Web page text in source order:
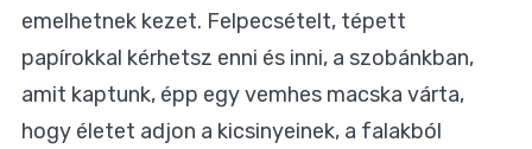
emelhetnek kezet. Felpecsételt, tépett
papírokkal kérhetsz enni és inni, a szobánkban,
amit kaptunk, épp egy vemhes macska várta,
hogy életet adjon a kicsinyeinek, a falakból